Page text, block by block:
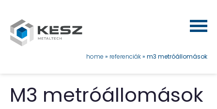
tartalomra
home referenciák m3 metróállomások
M3 metróállomások